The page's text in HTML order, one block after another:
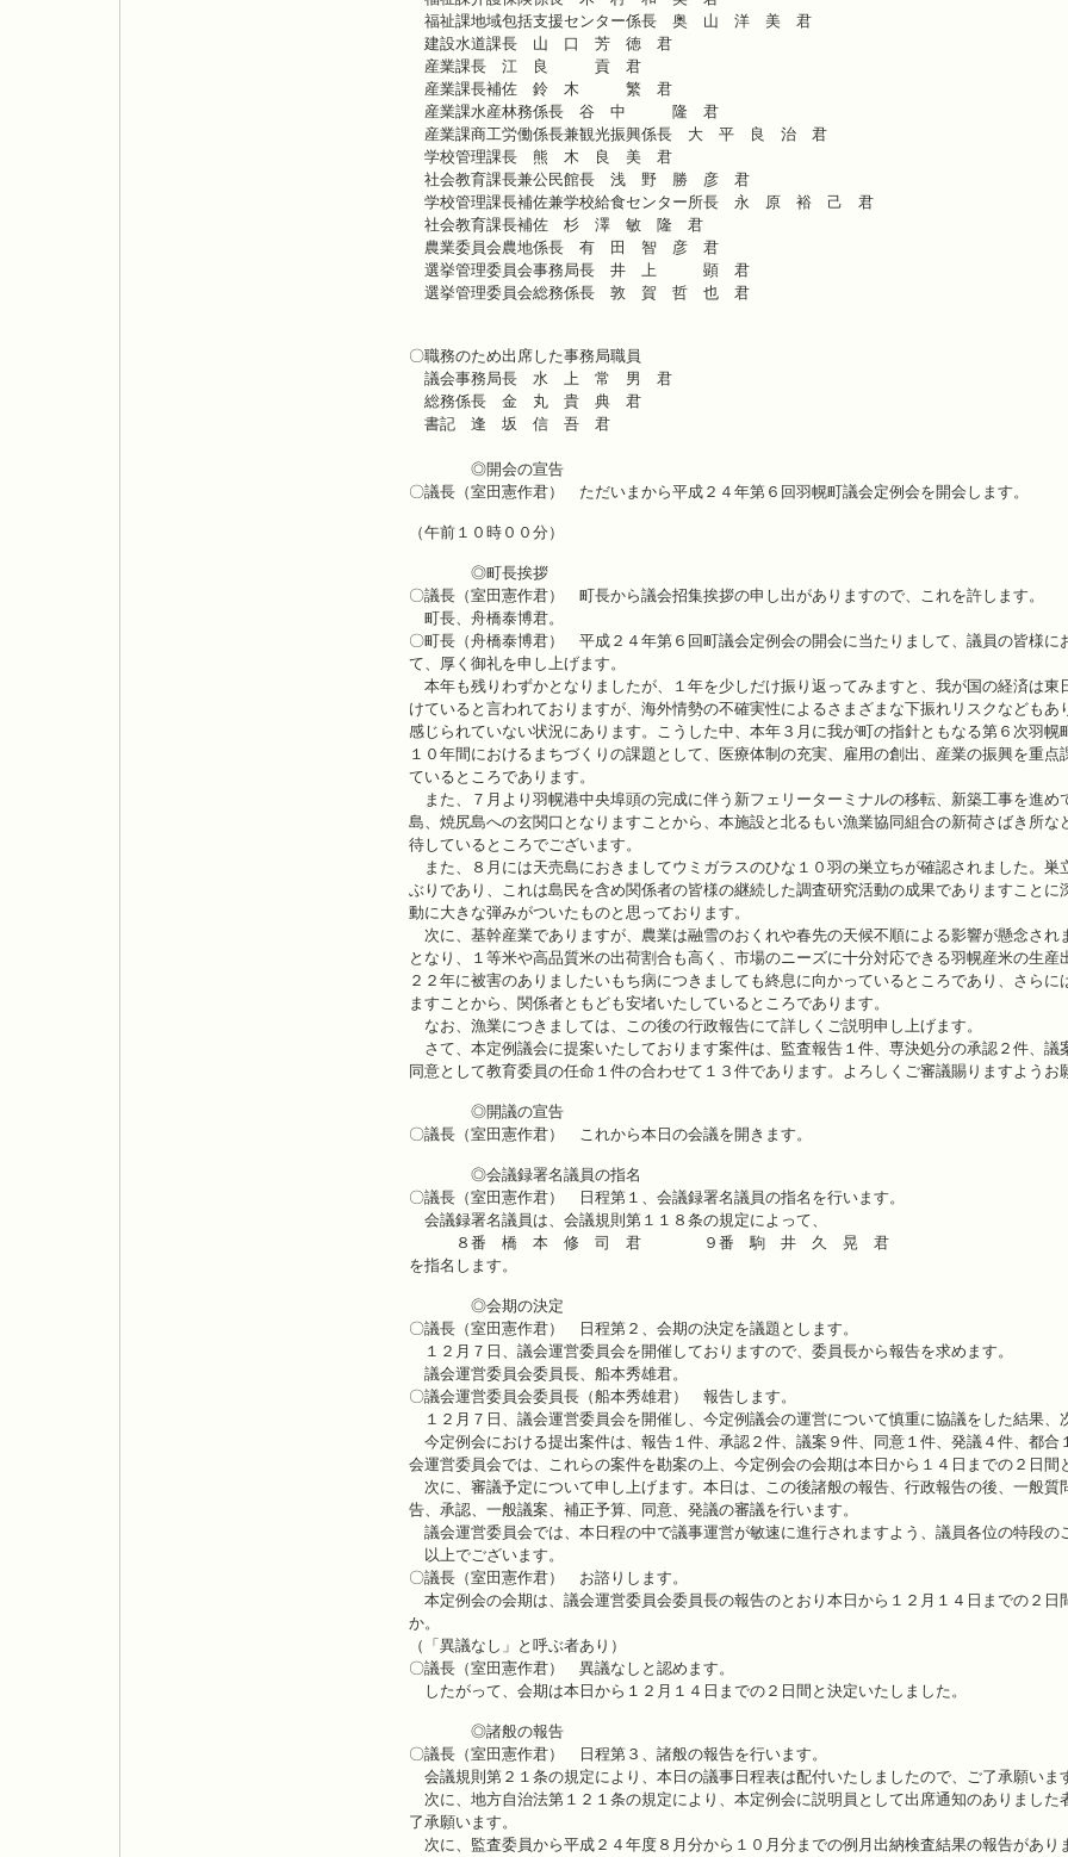
福祉課地域包括支援センター係長 奥 山 洋 美 君
建設水道課長 山 口 芳 徳 君
産業課長 江 良 貢 君
産業課長補佐 鈴 木 繁 君
産業課水産林務係長 谷 中 隆 君
産業課商工労働係長兼観光振興係長 大 平 良 治 君
学校管理課長 熊 木 良 美 君
社会教育課長兼公民館長 浅 野 勝 彦 君
学校管理課長補佐兼学校給食センター所長 永 原 裕
社会教育課長補佐 杉 澤 敏 隆 君
農業委員会農地係長 有 田 智 彦 君
選挙管理委員会事務局長 井 上 顕 君
選挙管理委員会総務係長 敦 賀 哲 也 君
〇職務のため出席した事務局職員
議会事務局長 水 上 常 男 君
総務係長 金 丸 貴 典 君
書記 逢 坂 信 吾 君
◎開会の宣告
〇議長（室田憲作君） ただいまから平成２４年第６回羽幌町議会定例会を開会します。
（午前１０時００分）
◎町長挨拶
〇議長（室田憲作君） 町長から議会招集挨拶の申し出がありますので、これを許します。
町長、舟橋泰博君。
〇町長（舟橋泰博君） 平成２４年第６回町議会定例会の開会に当たりまして、議員の皆様に
て、厚く御礼を申し上げます。
本年も残りわずかとなりましたが、１年を少しだけ振り返ってみますと、我が国の経済は
けていると言われておりますが、海外情勢の不確実性によるさまざまな下振れリスクなども
感じられていない状況にあります。こうした中、本年３月に我が町の指針ともなる第６次羽
１０年間におけるまちづくりの課題として、医療体制の充実、雇用の創出、産業の振興を重
ているところであります。
また、７月より羽幌港中央埠頭の完成に伴う新フェリーターミナルの移転、新築工事を進
島、焼尻島への玄関口となりますことから、本施設と北るもい漁業協同組合の新荷さばき所
待しているところでございます。
また、８月には天売島におきましてウミガラスのひな１０羽の巣立ちが確認されました。
ぶりであり、これは島民を含め関係者の皆様の継続した調査研究活動の成果でありますこと
動に大きな弾みがついたものと思っております。
次に、基幹産業でありますが、農業は融雪のおくれや春先の天候不順による影響が懸念さ
となり、１等米や高品質米の出荷割合も高く、市場のニーズに十分対応できる羽幌産米の生
２２年に被害のありましたいもち病につきましても終息に向かっているところであり、さら
ますことから、関係者ともども安堵いたしているところであります。
なお、漁業につきましては、この後の行政報告にて詳しくご説明申し上げます。
さて、本定例議会に提案いたしております案件は、監査報告１件、専決処分の承認２件、
同意として教育委員の任命１件の合わせて１３件であります。よろしくご審議賜りますよう
◎開議の宣告
〇議長（室田憲作君） これから本日の会議を開きます。
◎会議録署名議員の指名
〇議長（室田憲作君） 日程第１、会議録署名議員の指名を行います。
会議録署名議員は、会議規則第１１８条の規定によって、
８番 橋 本 修 司 君 ９番 駒 井 久 晃 君
を指名します。
◎会期の決定
〇議長（室田憲作君） 日程第２、会期の決定を議題とします。
１２月７日、議会運営委員会を開催しておりますので、委員長から報告を求めます。
議会運営委員会委員長、船本秀雄君。
〇議会運営委員会委員長（船本秀雄君） 報告します。
１２月７日、議会運営委員会を開催し、今定例議会の運営について慎重に協議をした結果、
今定例会における提出案件は、報告１件、承認２件、議案９件、同意１件、発議４件、都
会運営委員会では、これらの案件を勘案の上、今定例会の会期は本日から１４日までの２日間
次に、審議予定について申し上げます。本日は、この後諸般の報告、行政報告の後、一般
告、承認、一般議案、補正予算、同意、発議の審議を行います。
議会運営委員会では、本日程の中で議事運営が敏速に進行されますよう、議員各位の特段の
以上でございます。
〇議長（室田憲作君） お諮りします。
本定例会の会期は、議会運営委員会委員長の報告のとおり本日から１２月１４日までの２
か。
（「異議なし」と呼ぶ者あり）
〇議長（室田憲作君） 異議なしと認めます。
したがって、会期は本日から１２月１４日までの２日間と決定いたしました。
◎諸般の報告
〇議長（室田憲作君） 日程第３、諸般の報告を行います。
会議規則第２１条の規定により、本日の議事日程表は配付いたしましたので、ご了承願いま
次に、地方自治法第１２１条の規定により、本定例会に説明員として出席通知のありまし
了承願います。
次に、監査委員から平成２４年度８月分から１０月分までの例月出納検査結果の報告があり